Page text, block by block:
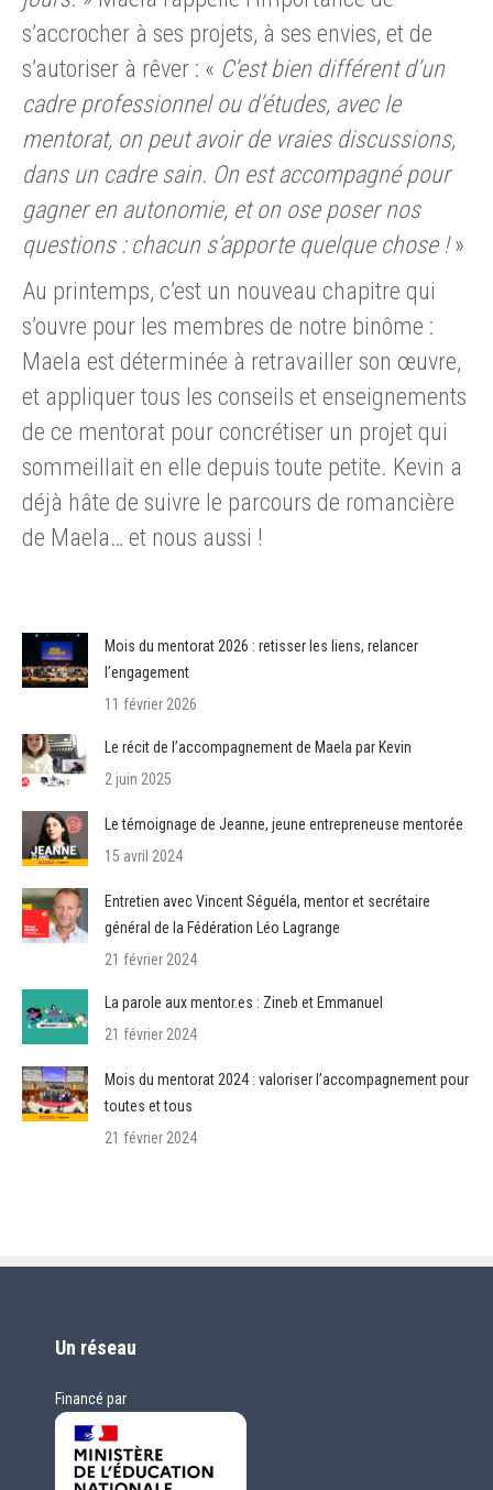
s’accrocher à ses projets, à ses envies, et de
s’autoriser à rêver : « C’est bien différent d’un
cadre professionnel ou d’études, avec le
mentorat, on peut avoir de vraies discussions,
dans un cadre sain. On est accompagné pour
gagner en autonomie, et on ose poser nos
questions : chacun s’apporte quelque chose !»
Au printemps, c’est un nouveau chapitre qui
s’ouvre pour les membres de notre binôme :
Maela est déterminée à retravailler son œuvre,
et appliquer tous les conseils et enseignements
de ce mentorat pour concrétiser un projet qui
sommeillait en elle depuis toute petite. Kevin a
déjà hâte de suivre le parcours de romancière
de Maela… et nous aussi !
Mois du mentorat 2026 : retisser les liens, relancer
l’engagement
11 février 2026
Le récit de l’accompagnement de Maela par Kevin
2 juin 2025
Le témoignage de Jeanne, jeune entrepreneuse mentorée
15 avril 2024
Entretien avec Vincent Séguéla, mentor et secrétaire
général de la Fédération Léo Lagrange
21 février 2024
La parole aux mentor.es : Zineb et Emmanuel
21 février 2024
Mois du mentorat 2024 : valoriser l’accompagnement pour
toutes et tous
21 février 2024
Un réseau
Financé par